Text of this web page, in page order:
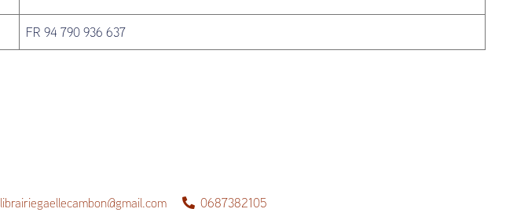
FR 94 790 936 637
librairiegaellecambon@gmail.com 0687382105